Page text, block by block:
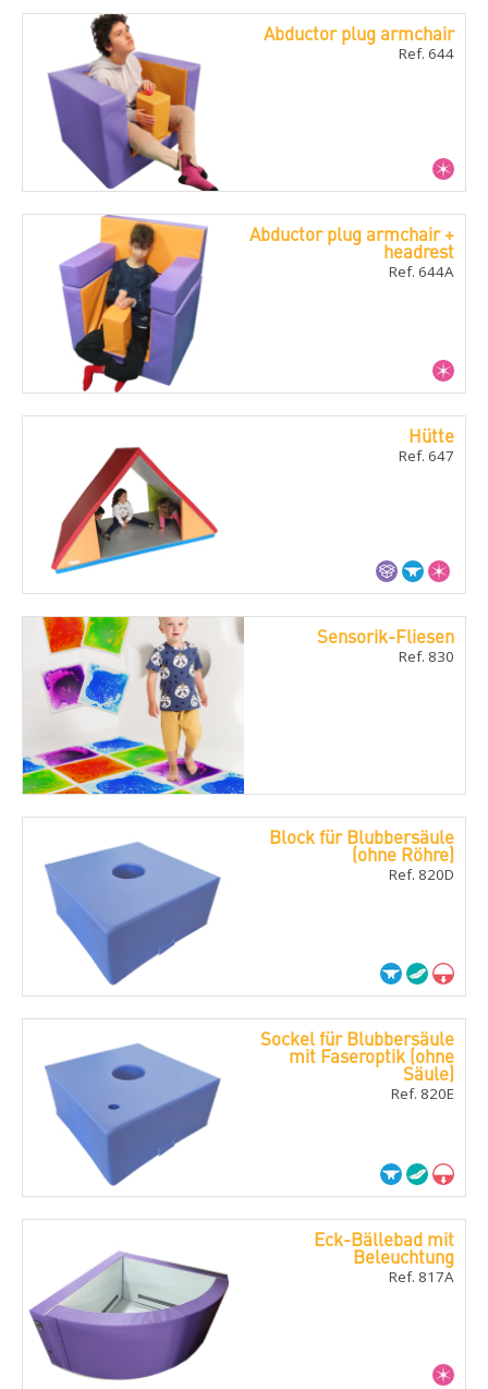
Abductor plug armchair
Ref. 644
Abductor plug armchair +
headrest
Ref. 644A
Hütte
Ref. 647
Sensorik-Fliesen
Ref. 830
Block für Blubbersäule
(ohne Röhre)
Ref. 820D
Sockel für Blubbersäule
mit Faseroptik (ohne
Säule)
Ref. 820E
Eck-Bällebad mit
Beleuchtung
Ref. 817A